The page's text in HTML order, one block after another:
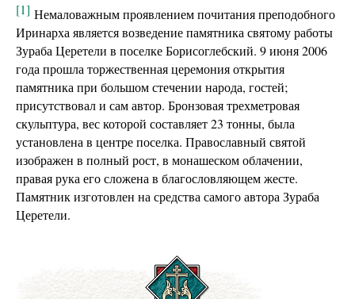
[1] Немаловажным проявлением почитания преподобного
Иринарха является возведение памятника святому работы
Зураба Церетели в поселке Борисоглебский. 9 июня 2006
года прошла торжественная церемония открытия
памятника при большом стечении народа, гостей;
присутствовал и сам автор. Бронзовая трехметровая
скульптура, вес которой составляет 23 тонны, была
установлена в центре поселка. Православный святой
изображен в полный рост, в монашеском облачении,
правая рука его сложена в благословляющем жесте.
Памятник изготовлен на средства самого автора Зураба
Церетели.